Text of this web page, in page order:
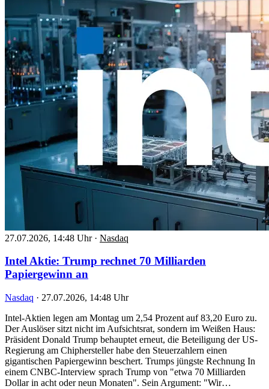
27.07.2026, 14:48 Uhr · Nasdaq
Intel Aktie: Trump rechnet 70 Milliarden
Papiergewinn an
Nasdaq · 27.07.2026, 14:48 Uhr
Intel-Aktien legen am Montag um 2,54 Prozent auf 83,20 Euro zu.
Der Auslöser sitzt nicht im Aufsichtsrat, sondern im Weißen Haus:
Präsident Donald Trump behauptet erneut, die Beteiligung der US-
Regierung am Chiphersteller habe den Steuerzahlern einen
gigantischen Papiergewinn beschert. Trumps jüngste Rechnung In
einem CNBC-Interview sprach Trump von "etwa 70 Milliarden
Dollar in acht oder neun Monaten". Sein Argument: "Wir…